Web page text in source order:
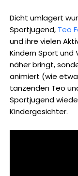
Dicht umlagert
Sportjugend, Teo
und ihre vielen
Kindern Sport
näher bringt,
animiert (wie
tanzenden Teo
Sportjugend
Kindergesichter.